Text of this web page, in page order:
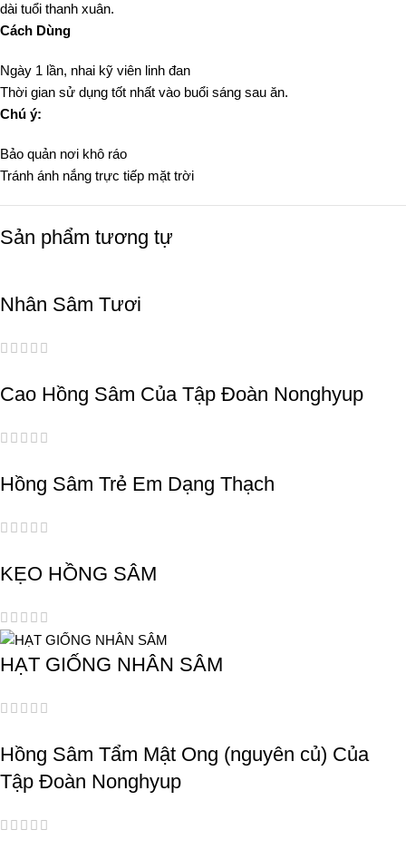
dài tuổi thanh xuân.
Cách Dùng
Ngày 1 lần, nhai kỹ viên linh đan
Thời gian sử dụng tốt nhất vào buổi sáng sau ăn.
Chú ý:
Bảo quản nơi khô ráo
Tránh ánh nắng trực tiếp mặt trời
Sản phẩm tương tự
Nhân Sâm Tươi
Cao Hồng Sâm Của Tập Đoàn Nonghyup
Hồng Sâm Trẻ Em Dạng Thạch
KẸO HỒNG SÂM
HẠT GIỐNG NHÂN SÂM
Hồng Sâm Tẩm Mật Ong (nguyên củ) Của
Tập Đoàn Nonghyup